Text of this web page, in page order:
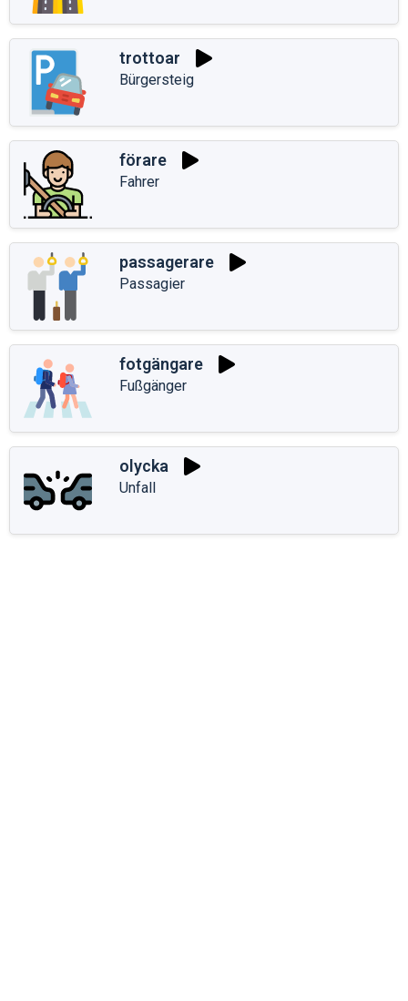
trottoar
Bürgersteig
förare
Fahrer
passagerare
Passagier
fotgängare
Fußgänger
olycka
Unfall